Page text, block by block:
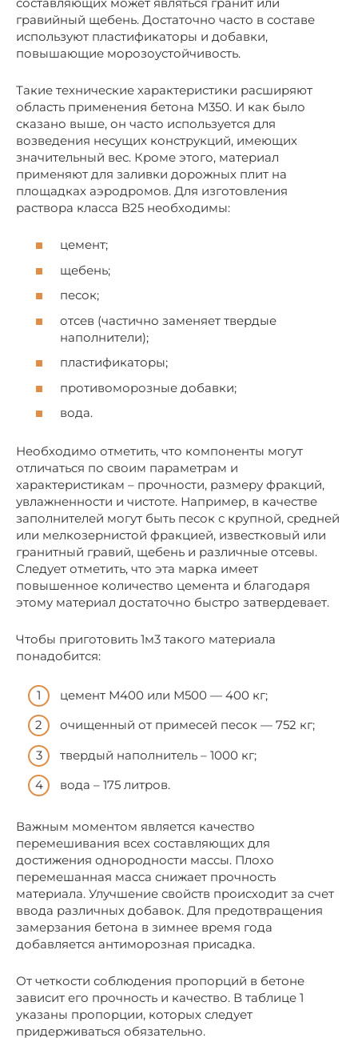
гравийный щебень. Достаточно часто в составе
используют пластификаторы и добавки,
повышающие морозоустойчивость.
Такие технические характеристики расширяют
область применения бетона М350. И как было
сказано выше, он часто используется для
возведения несущих конструкций, имеющих
значительный вес. Кроме этого, материал
применяют для заливки дорожных плит на
площадках аэродромов. Для изготовления
раствора класса В25 необходимы:
цемент;
щебень;
песок;
отсев (частично заменяет твердые
наполнители);
пластификаторы;
противоморозные добавки;
вода.
Необходимо отметить, что компоненты могут
отличаться по своим параметрам и
характеристикам – прочности, размеру фракций,
увлажненности и чистоте. Например, в качестве
заполнителей могут быть песок с крупной, средней
или мелкозернистой фракцией, известковый или
гранитный гравий, щебень и различные отсевы.
Следует отметить, что эта марка имеет
повышенное количество цемента и благодаря
этому материал достаточно быстро затвердевает.
Чтобы приготовить 1м3 такого материала
понадобится:
цемент М400 или М500 — 400 кг;
очищенный от примесей песок — 752 кг;
твердый наполнитель – 1000 кг;
вода – 175 литров.
Важным моментом является качество
перемешивания всех составляющих для
достижения однородности массы. Плохо
перемешанная масса снижает прочность
материала. Улучшение свойств происходит за счет
ввода различных добавок. Для предотвращения
замерзания бетона в зимнее время года
добавляется антиморозная присадка.
От четкости соблюдения пропорций в бетоне
зависит его прочность и качество. В таблице 1
указаны пропорции, которых следует
придерживаться обязательно.